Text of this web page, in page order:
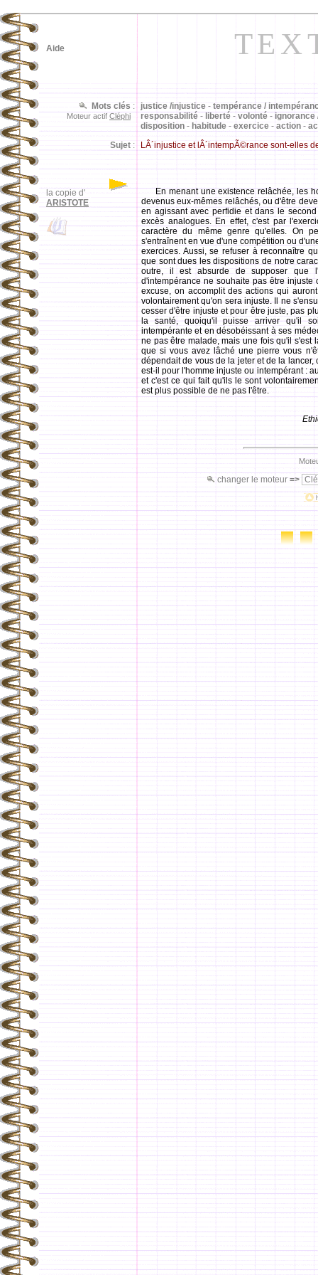
la copie d'
ARISTOTE
justice /injustice - tempérance /
responsabilité - liberté - volonté - ignorance
disposition - habitude - exercice - action -
Mots clés :
Moteur actif Cléphi
Sujet : LÂ´injustice et lÂ´intempÃ©rance sont-elles
Aide
En menant une existence relâchée, les
devenus eux-mêmes relâchés, ou d'être
en agissant avec perfidie et dans le
excès analogues. En effet, c'est par
caractère du même genre qu'elles. On
s'entraînent en vue d'une compétition ou
exercices. Aussi, se refuser à reconnaître
que sont dues les dispositions de notre
outre, il est absurde de supposer que
d'intempérance ne souhaite pas être
excuse, on accomplit des actions qui
volontairement qu'on sera injuste. Il ne
cesser d'être injuste et pour être juste, pas
la santé, quoiqu'il puisse arriver qu'il
intempérante et en désobéissant à ses
ne pas être malade, mais une fois qu'il s'est
que si vous avez lâché une pierre vous
dépendait de vous de la jeter et de la
est-il pour l'homme injuste ou intempérant :
et c'est ce qui fait qu'ils le sont
est plus possible de ne pas l'être.
changer le moteur =>